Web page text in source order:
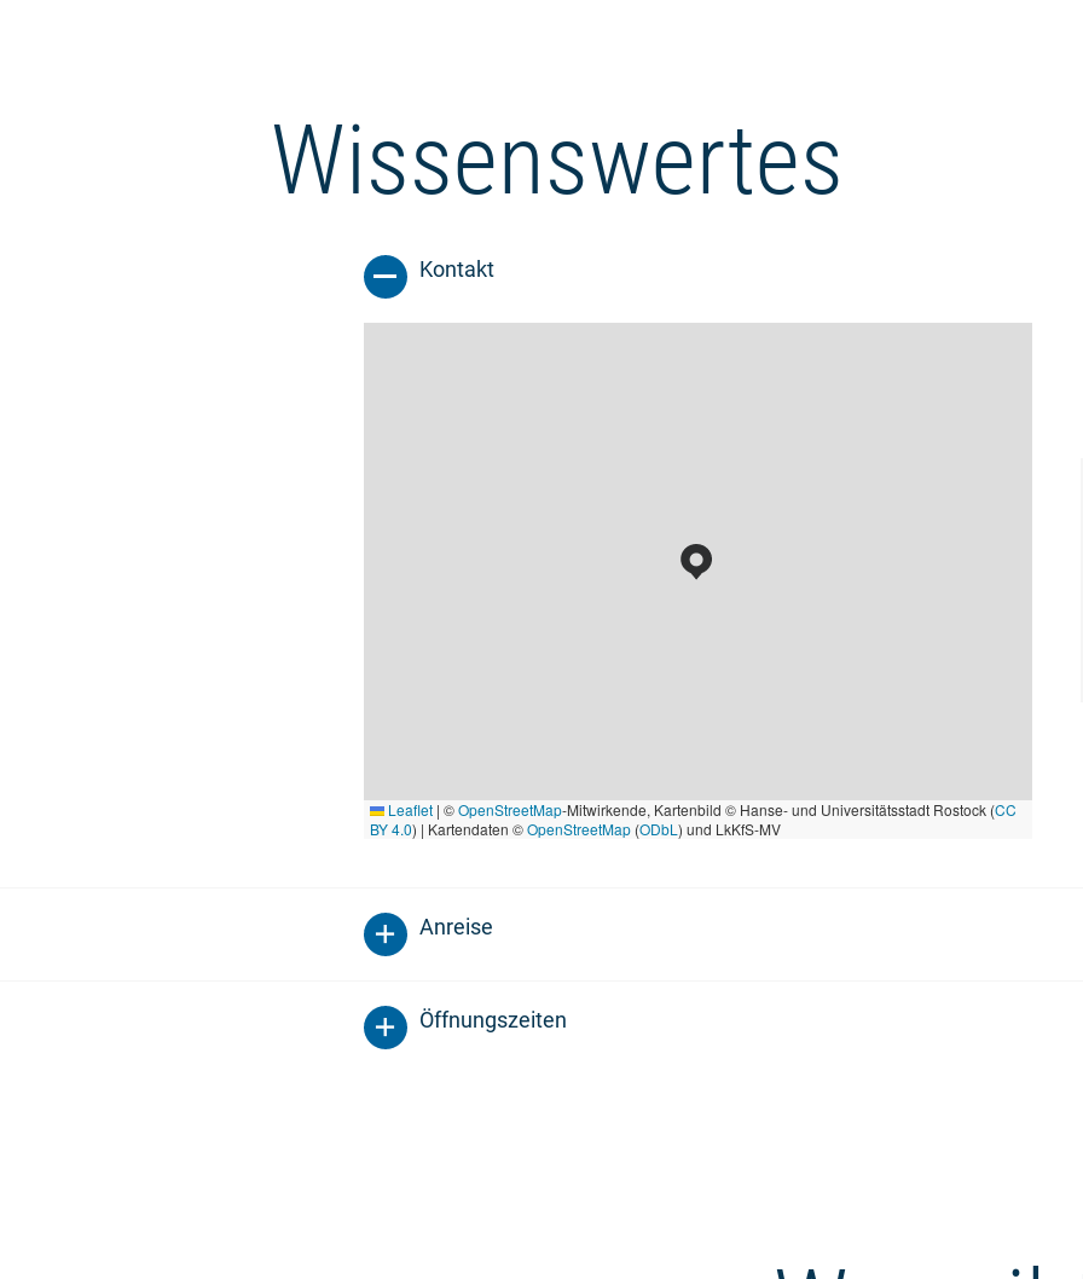
Wissenswertes
Kontakt
Leaflet | ©OpenStreetMap-Mitwirkende, Kartenbild © Hanse- und Universitätsstadt Rostock (CC
BY 4.0) | Kartendaten ©OpenStreetMap(ODbL ) und LkKfS-MV
Anreise
Öffnungszeiten